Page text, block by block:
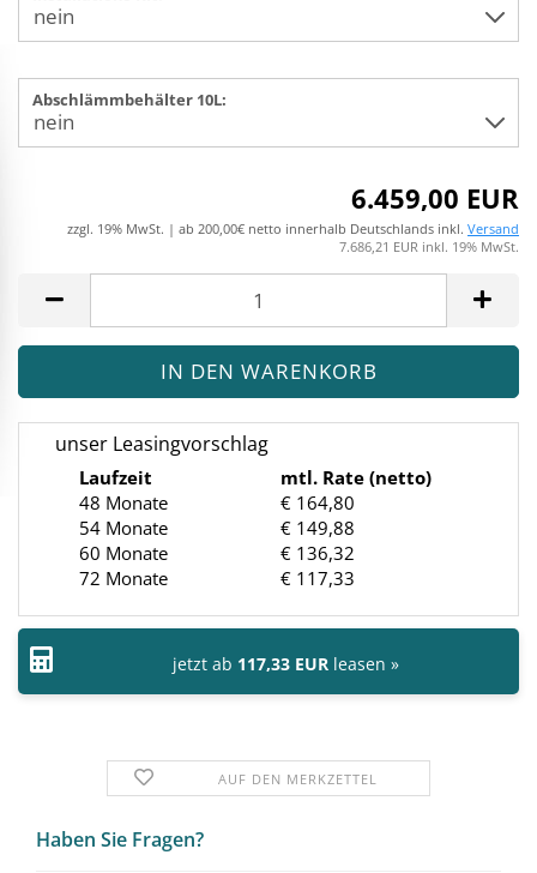
Abschlämmbehälter 10L:
6.459,00 EUR
zzgl. 19% MwSt. | ab 200,00€ netto innerhalb Deutschlands inkl. Versand
7.686,21 EUR inkl. 19% MwSt.
unser Leasingvorschlag
Laufzeit
mtl. Rate (netto)
48 Monate
€ 164,80
54 Monate
€ 149,88
60 Monate
€ 136,32
72 Monate
€ 117,33
jetzt ab 117,33 EUR leasen »
AUF DEN MERKZETTEL
Haben Sie Fra­gen?